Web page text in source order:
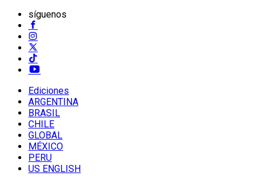
síguenos
Ediciones
ARGENTINA
BRASIL
CHILE
GLOBAL
MÉXICO
PERU
US ENGLISH